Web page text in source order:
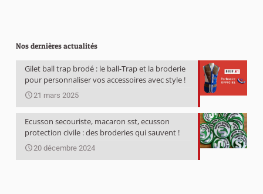
Nos dernières actualités
Gilet ball trap brodé : le ball-Trap et la broderie
pour personnaliser vos accessoires avec style !
21 mars 2025
Ecusson secouriste, macaron sst, ecusson
protection civile : des broderies qui sauvent !
20 décembre 2024